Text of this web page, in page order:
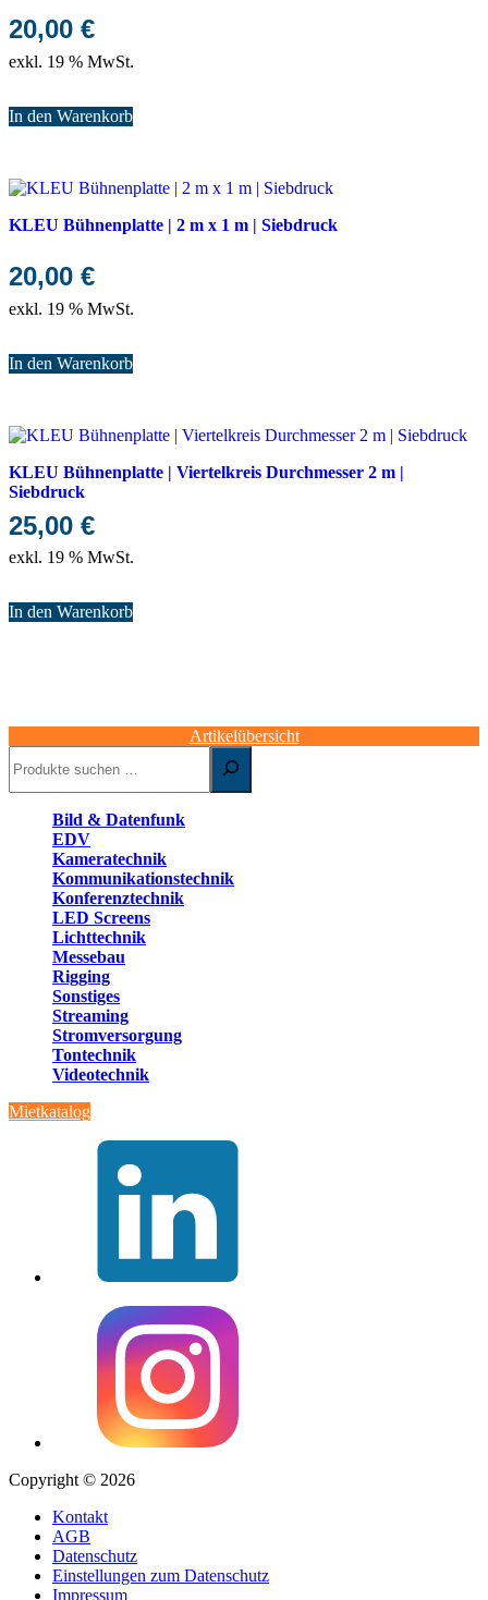
20,00 €
exkl. 19 % MwSt.
In den Warenkorb
KLEU Bühnenplatte | 2 m x 1 m | Siebdruck
20,00 €
exkl. 19 % MwSt.
In den Warenkorb
KLEU Bühnenplatte | Viertelkreis Durchmesser 2 m |
Siebdruck
25,00 €
exkl. 19 % MwSt.
In den Warenkorb
Artikelübersicht
Bild & Datenfunk
EDV
Kameratechnik
Kommunikationstechnik
Konferenztechnik
LED Screens
Lichttechnik
Messebau
Rigging
Sonstiges
Streaming
Stromversorgung
Tontechnik
Videotechnik
Mietkatalog
Copyright © 2026
Kontakt
AGB
Datenschutz
Einstellungen zum Datenschutz
Impressum